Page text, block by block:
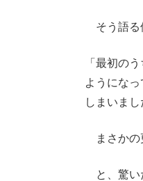
そう語る
「最初の
ようにな
しまいま
まさかの
と、驚い